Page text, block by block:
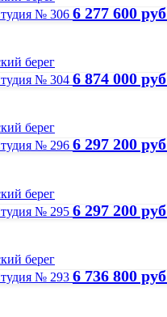
6 277 600 руб
берег
6 874 000 руб
берег
6 297 200 руб
берег
6 297 200 руб
берег
6 736 800 руб